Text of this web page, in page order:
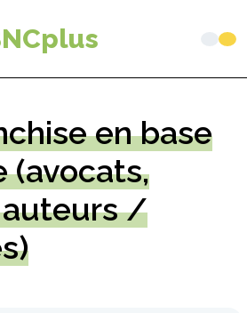
en base
(avocats,
/